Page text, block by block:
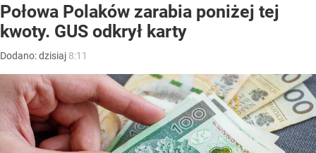
Połowa Polaków zarabia poniżej tej
kwoty. GUS odkrył karty
Dodano:dzisiaj 8:11